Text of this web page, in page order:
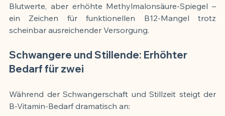
Blutwerte, aber erhöhte Methylmalonsäure-Spiegel –
ein Zeichen für funktionellen B12-Mangel trotz
scheinbar ausreichender Versorgung.
Schwangere und Stillende: Erhöhter
Bedarf für zwei
Während der Schwangerschaft und Stillzeit steigt der
B-Vitamin-Bedarf dramatisch an: